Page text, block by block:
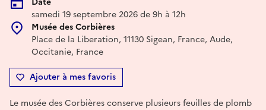
samedi 19 septembre 2026 de 9h à 12h
Musée des Corbières
Place de la Liberation, 11130 Sigean, France, Aude,
Occitanie, France
Ajouter à mes favoris
Le musée des Corbières conserve plusieurs feuilles de plomb